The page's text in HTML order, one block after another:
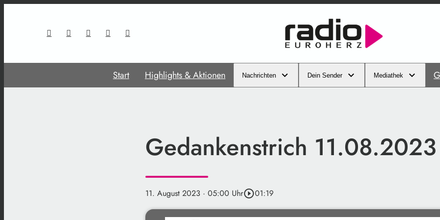
Start Highlights & Aktionen Nachrichten Dein Sender Mediathek
Gedankenstrich 11.08.2023
11. August 2023 · 05:00 Uhrplay_circle_outline01:19